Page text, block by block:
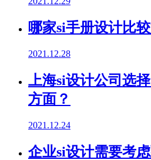
哪家si手册设计比
2021.12.28
上海si设计公司选
方面？
2021.12.24
企业si设计需要考